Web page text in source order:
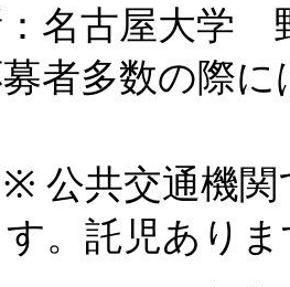
名古屋大学
者多数の際
交通機関で
。託児あり